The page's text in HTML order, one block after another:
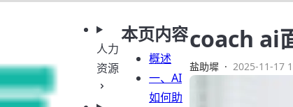
人力
资源
本页内容
概述
一、AI
如何助
coach ai
盐助墀 · 2025-11-17